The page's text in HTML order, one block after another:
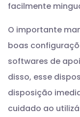
facilmente
O importante
boas
softwares de
disso, esse
disposição
cuidado ao